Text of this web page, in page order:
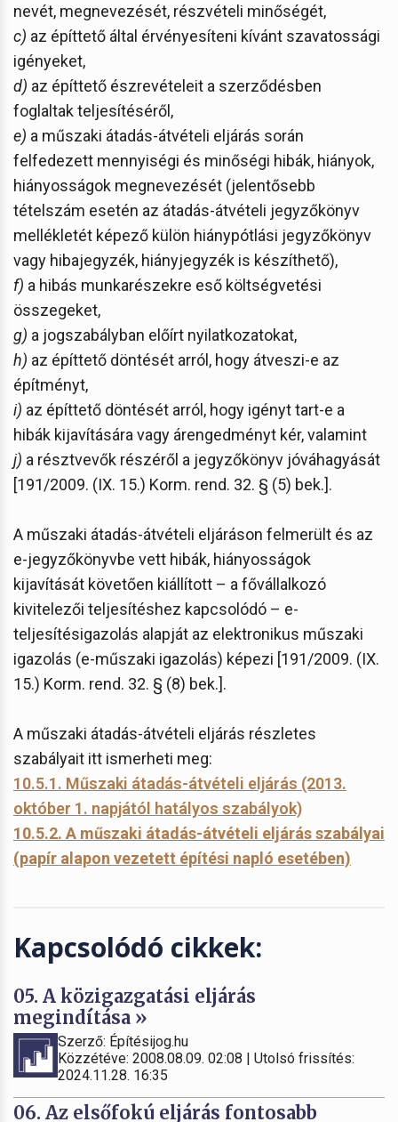
nevét, megnevezését, részvételi minőségét,
c) az építtető által érvényesíteni kívánt szavatossági
igényeket,
d) az építtető észrevételeit a szerződésben
foglaltak teljesítéséről,
e) a műszaki átadás-átvételi eljárás során
felfedezett mennyiségi és minőségi hibák, hiányok,
hiányosságok megnevezését (jelentősebb
tételszám esetén az átadás-átvételi jegyzőkönyv
mellékletét képező külön hiánypótlási jegyzőkönyv
vagy hibajegyzék, hiányjegyzék is készíthető),
f) a hibás munkarészekre eső költségvetési
összegeket,
g) a jogszabályban előírt nyilatkozatokat,
h) az építtető döntését arról, hogy átveszi-e az
építményt,
i) az építtető döntését arról, hogy igényt tart-e a
hibák kijavítására vagy árengedményt kér, valamint
j) a résztvevők részéről a jegyzőkönyv jóváhagyását
[191/2009. (IX. 15.) Korm. rend. 32. § (5) bek.].
A műszaki átadás-átvételi eljáráson felmerült és az
e-jegyzőkönyvbe vett hibák, hiányosságok
kijavítását követően kiállított – a fővállalkozó
kivitelezői teljesítéshez kapcsolódó – e-
teljesítésigazolás alapját az elektronikus műszaki
igazolás (e-műszaki igazolás) képezi [191/2009. (IX.
15.) Korm. rend. 32. § (8) bek.].
A műszaki átadás-átvételi eljárás részletes
szabályait itt ismerheti meg:
10.5.1. Műszaki átadás-átvételi eljárás (2013.
október 1. napjától hatályos szabályok)
10.5.2. A műszaki átadás-átvételi eljárás szabályai
(papír alapon vezetett építési napló esetében)
Kapcsolódó cikkek:
05. A közigazgatási eljárás
megindítása »
Szerző: Építésijog.hu
Közzétéve: 2008.08.09. 02:08 | Utolsó frissítés:
2024.11.28. 16:35
06. Az elsőfokú eljárás fontosabb